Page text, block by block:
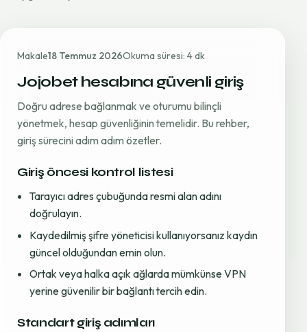
Makale18 Temmuz 2026Okuma süresi: 4 dk
Jojobet hesabına güvenli giriş
Doğru adrese bağlanmak ve oturumu bilinçli
yönetmek, hesap güvenliğinin temelidir. Bu rehber,
giriş sürecini adım adım özetler.
Giriş öncesi kontrol listesi
Tarayıcı adres çubuğunda resmi alan adını
doğrulayın.
Kaydedilmiş şifre yöneticisi kullanıyorsanız kaydın
güncel olduğundan emin olun.
Ortak veya halka açık ağlarda mümkünse VPN
yerine güvenilir bir bağlantı tercih edin.
Standart giriş adımları